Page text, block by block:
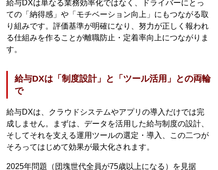
給与DXは単なる業務効率化ではなく、ドライバーにとっ
ての「納得感」や「モチベーション向上」にもつながる取
り組みです。評価基準が明確になり、努力が正しく報われ
る仕組みを作ることが離職防止・定着率向上につながりま
す。
給与DXは「制度設計」と「ツール活用」との両輪
で
給与DXは、クラウドシステムやアプリの導入だけでは完
成しません。まずは、データを活用した給与制度の設計、
そしてそれを支える運用ツールの選定・導入、この二つが
そろってはじめて効果が最大化されます。
2025年問題（団塊世代全員が75歳以上になる）を見据